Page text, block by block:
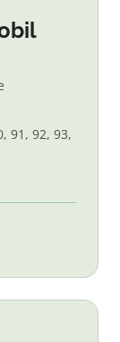
91, 92, 93,